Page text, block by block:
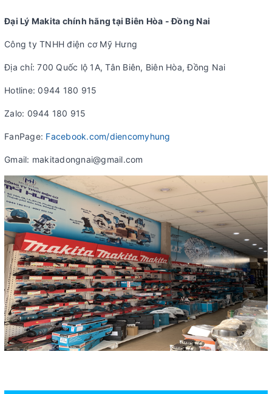
Đại Lý Makita chính hãng tại Biên Hòa - Đồng Nai
Công ty TNHH điện cơ Mỹ Hưng
Địa chỉ: 700 Quốc lộ 1A, Tân Biên, Biên Hòa, Đồng Nai
Hotline: 0944 180 915
Zalo: 0944 180 915
FanPage: Facebook.com/diencomyhung
Gmail: makitadongnai@gmail.com